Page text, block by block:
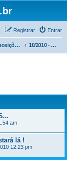
Entrar
Registrar
Exposições FESTCOMIX / SP 10/2010 - FestComix / SP
am
lá !
12:23 pm